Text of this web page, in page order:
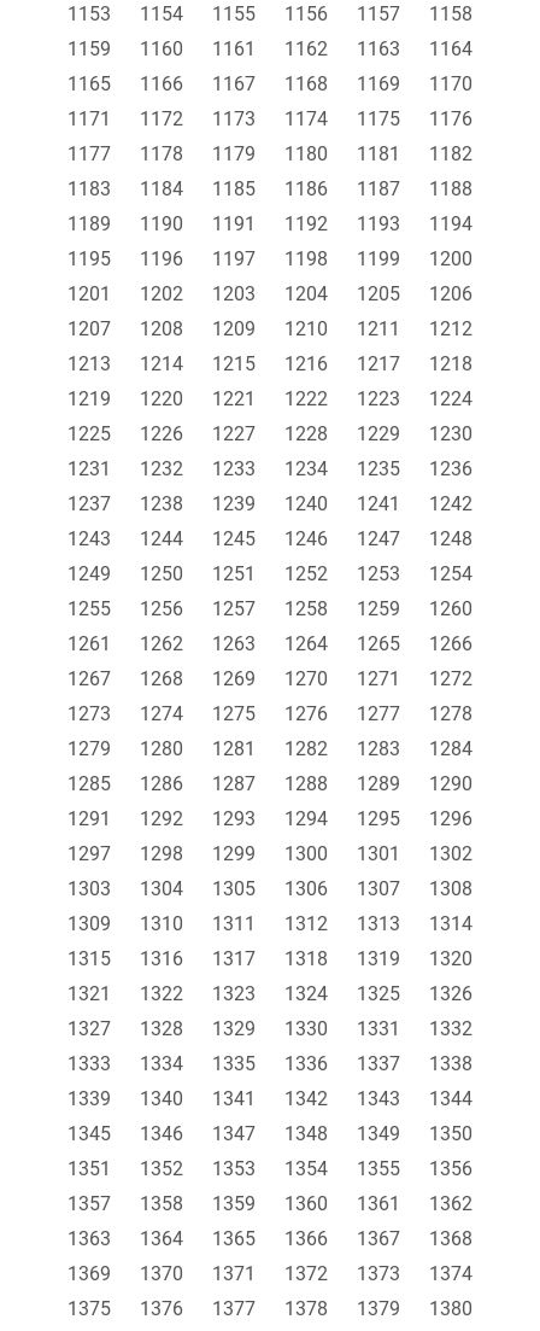
1153 1154 1155 1156 1157
1158
1159
1160 1161 1162 1163
1164
1165
1166 1167 1168 1169
1170
1171
1172 1173 1174 1175
1176
1177
1178 1179 1180 1181
1182
1183
1184 1185 1186 1187
1188
1189
1190 1191 1192 1193
1194
1195
1196 1197 1198 1199
1200
1201
1202 1203 1204 1205
1206
1207
1208 1209 1210 1211
1212
1213
1214 1215 1216 1217
1218
1219
1220 1221 1222 1223
1224
1225
1226 1227 1228 1229
1230
1231
1232 1233 1234 1235
1236
1237
1238 1239 1240 1241
1242
1243
1244 1245 1246 1247
1248
1249
1250 1251 1252 1253
1254
1255
1256 1257 1258 1259
1260
1261
1262 1263 1264 1265
1266
1267
1268 1269 1270 1271
1272
1273
1274 1275 1276 1277
1278
1279
1280 1281 1282 1283
1284
1285
1286 1287 1288 1289
1290
1291
1292 1293 1294 1295
1296
1297
1298 1299 1300 1301
1302
1303
1304 1305 1306 1307
1308
1309
1310 1311 1312 1313
1314
1315
1316 1317 1318 1319
1320
1321
1322 1323 1324 1325
1326
1327
1328 1329 1330 1331
1332
1333
1334 1335 1336 1337
1338
1339
1340 1341 1342 1343
1344
1345
1346 1347 1348 1349
1350
1351
1352 1353 1354 1355
1356
1357
1358 1359 1360 1361
1362
1363
1364 1365 1366 1367
1368
1369
1370 1371 1372 1373
1374
1375
1376 1377 1378 1379
1380